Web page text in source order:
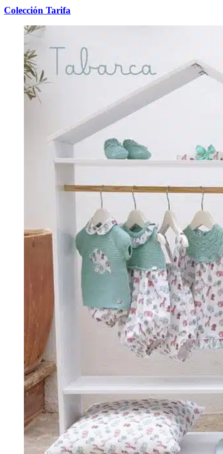
Colección Tarifa